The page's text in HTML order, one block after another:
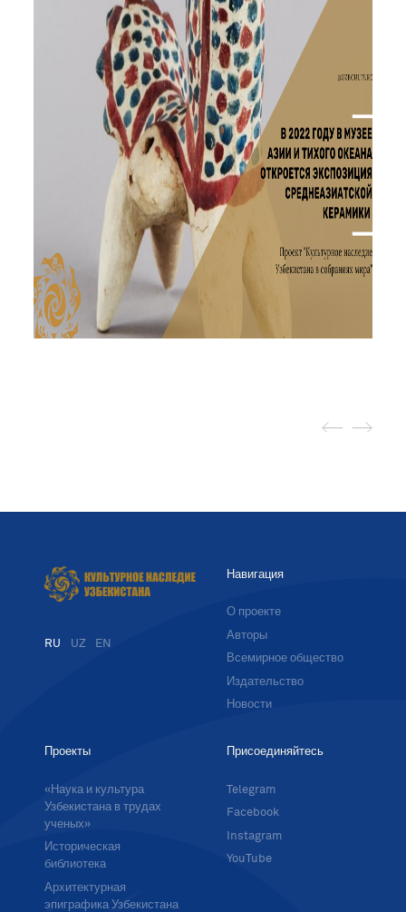
RU UZ EN
Навигация
О проекте
Авторы
Всемирное общество
Издательство
Новости
Проекты
«Наука и культура
Узбекистана в трудах
ученых»
Историческая
библиотека
Архитектурная
эпиграфика Узбекистана
Присоединяйтесь
Telegram
Facebook
Instagram
YouTube